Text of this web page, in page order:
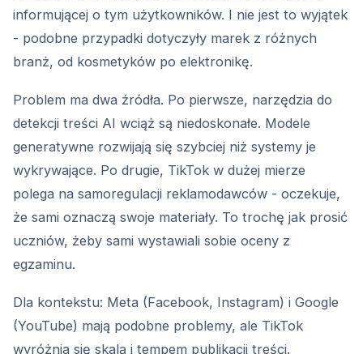
informującej o tym użytkowników. I nie jest to wyjątek
- podobne przypadki dotyczyły marek z różnych
branż, od kosmetyków po elektronikę.
Problem ma dwa źródła. Po pierwsze, narzędzia do
detekcji treści AI wciąż są niedoskonałe. Modele
generatywne rozwijają się szybciej niż systemy je
wykrywające. Po drugie, TikTok w dużej mierze
polega na samoregulacji reklamodawców - oczekuje,
że sami oznaczą swoje materiały. To trochę jak prosić
uczniów, żeby sami wystawiali sobie oceny z
egzaminu.
Dla kontekstu: Meta (Facebook, Instagram) i Google
(YouTube) mają podobne problemy, ale TikTok
wyróżnia się skalą i tempem publikacji treści.